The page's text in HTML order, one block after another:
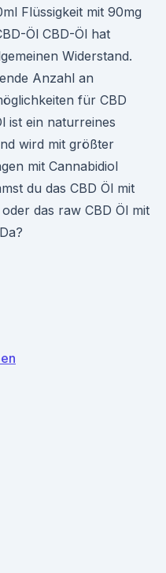
Flüssigkeit mit 90mg
Öl CBD-Öl hat
Widerstand.
Anzahl an
für CBD
ist ein naturreines
wird mit größter
mit Cannabidiol
du das CBD Öl mit
das raw CBD Öl mit